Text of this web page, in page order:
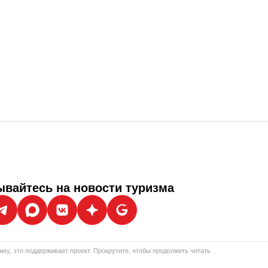
на новости туризма
это поддерживает проект. Прокрутите, чтобы продолжить читать